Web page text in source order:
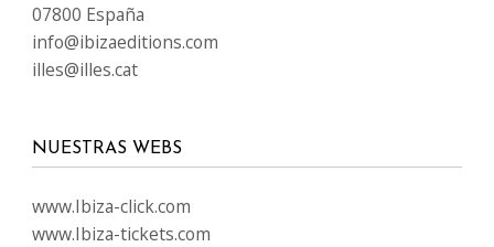
07800 España
info@ibizaeditions.com
illes@illes.cat
NUESTRAS WEBS
www.Ibiza-click.com
www.Ibiza-tickets.com